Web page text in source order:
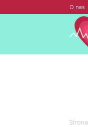
O nas